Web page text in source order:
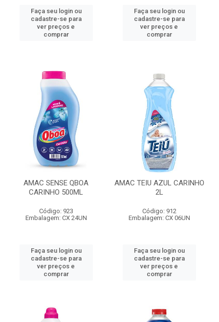
Faça seu login ou
cadastre-se para
ver preços e
comprar
Faça seu login ou
cadastre-se para
ver preços e
comprar
AMAC SENSE QBOA
CARINHO 500ML
Código: 923
Embalagem: CX 24UN
Faça seu login ou
cadastre-se para
ver preços e
comprar
AMAC TEIU AZUL CARINHO
2L
Código: 912
Embalagem: CX 06UN
Faça seu login ou
cadastre-se para
ver preços e
comprar